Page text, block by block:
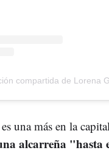
compartida de Lorena
una más en la
alcarreña "hasta